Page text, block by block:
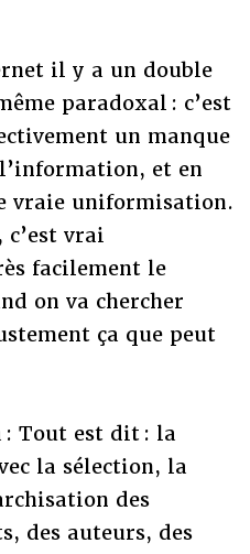
il y a un double
paradoxal : c’est
un manque
et en
vraie uniformisation.
vrai
facilement le
on va chercher
ça que peut
: Tout est dit : la
la sélection, la
des
des auteurs, des